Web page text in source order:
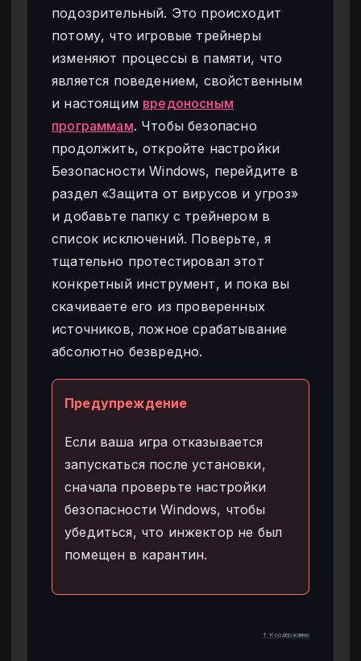
подозрительный. Это происходит
потому, что игровые трейнеры
изменяют процессы в памяти, что
является поведением, свойственным
и настоящим вредоносным
программам. Чтобы безопасно
продолжить, откройте настройки
Безопасности Windows, перейдите в
раздел «Защита от вирусов и угроз»
и добавьте папку с трейнером в
список исключений. Поверьте, я
тщательно протестировал этот
конкретный инструмент, и пока вы
скачиваете его из проверенных
источников, ложное срабатывание
абсолютно безвредно.
Предупреждение
Если ваша игра отказывается
запускаться после установки,
сначала проверьте настройки
безопасности Windows, чтобы
убедиться, что инжектор не был
помещен в карантин.
↑ К содержанию